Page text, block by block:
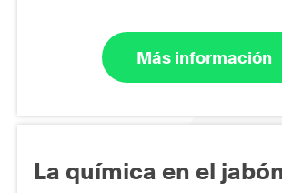
Más información
La química en el